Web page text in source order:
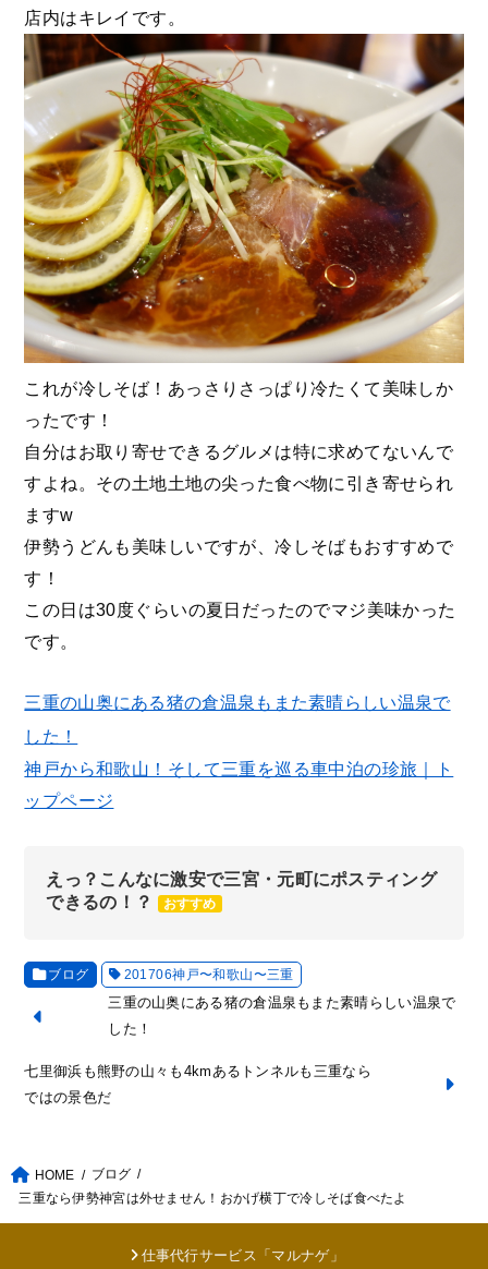
店内はキレイです。
これが冷しそば！あっさりさっぱり冷たくて美味しか
ったです！
自分はお取り寄せできるグルメは特に求めてないんで
すよね。その土地土地の尖った食べ物に引き寄せられ
ますw
伊勢うどんも美味しいですが、冷しそばもおすすめで
す！
この日は30度ぐらいの夏日だったのでマジ美味かった
です。
三重の山奥にある猪の倉温泉もまた素晴らしい温泉で
した！
神戸から和歌山！そして三重を巡る車中泊の珍旅｜ト
ップページ
えっ？こんなに激安で三宮・元町にポスティング
できるの！？
おすすめ
ブログ 201706神戸〜和歌山〜三重
三重の山奥にある猪の倉温泉もまた素晴らしい温泉で
した！
七里御浜も熊野の山々も4kmあるトンネルも三重なら
ではの景色だ
HOME
ブログ
三重なら伊勢神宮は外せません！おかげ横丁で冷しそば食べたよ
仕事代行サービス「マルナゲ」